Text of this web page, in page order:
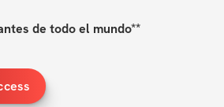
de todo el mundo**